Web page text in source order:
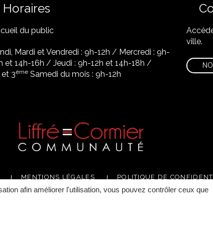
afin améliorer l'utilisation, vous pouvez contrôler ceux que
Horaires
du public
Mardi et Vendredi : 9h-12h / Mercredi : 9h-
et 14h-16h / Jeudi : 9h-12h et 14h-18h /
et 3ème Samedi du mois : 9h-12h
ville.
MENTIONS LÉGALES POLITIQUE DE